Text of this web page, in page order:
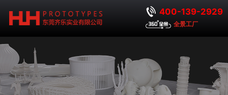
400-139-2929
全景工厂